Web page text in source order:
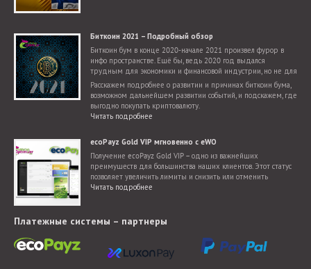
Биткоин 2021 – Подробный обзор
Биткоин бум в конце 2020-начале 2021 произвел фурор в
инфо пространстве. Ещё бы, ведь 2020 год выдался
трудным для экономики и финансовой индустрии, но не для
криптовалют, для которых настал поистине звездный час.
Расскажем подробнее о развитии и причинах биткоин бума,
возможном дальнейшем развитии событий, и подскажем, где
выгодно покупать криптовалюту.
Читать подробнее
ecoPayz Gold VIP мгновенно с eWO
Получение ecoPayz Gold VIP – одно из важнейших
преимуществ для большинства наших клиентов. Этот статус
позволяет увеличить лимиты и снизить или отменить
комиссии. Мы подготовили этот краткий обзор, чтобы вы
Читать подробнее
Платежные системы – партнеры